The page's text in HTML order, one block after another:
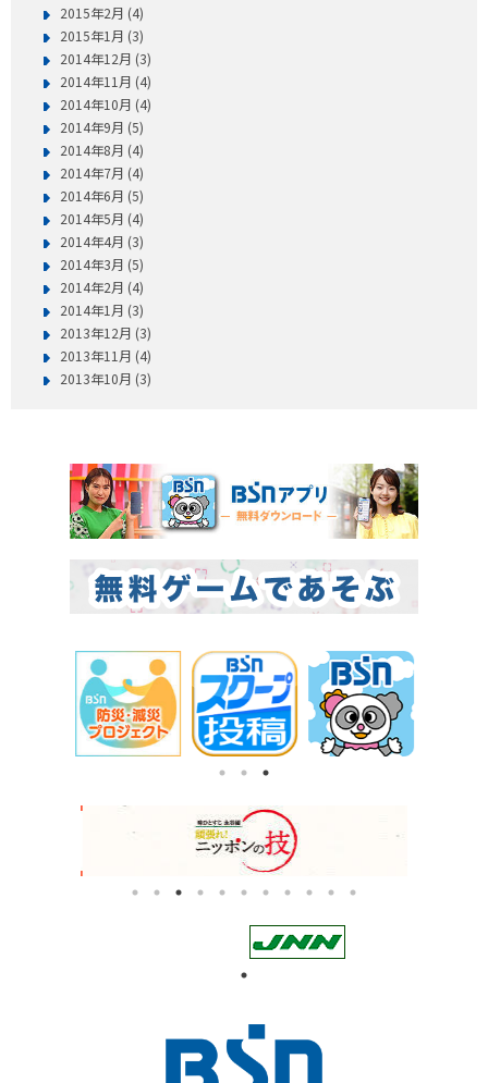
2015年2月 (4)
2015年1月 (3)
2014年12月 (3)
2014年11月 (4)
2014年10月 (4)
2014年9月 (5)
2014年8月 (4)
2014年7月 (4)
2014年6月 (5)
2014年5月 (4)
2014年4月 (3)
2014年3月 (5)
2014年2月 (4)
2014年1月 (3)
2013年12月 (3)
2013年11月 (4)
2013年10月 (3)